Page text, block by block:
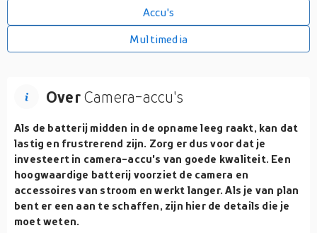
Accu's
Multimedia
OverCamera-accu's
Als de batterij midden in de opname leeg raakt, kan dat
lastig en frustrerend zijn. Zorg er dus voor dat je
investeert in camera-accu's van goede kwaliteit. Een
hoogwaardige batterij voorziet de camera en
accessoires van stroom en werkt langer. Als je van plan
bent er een aan te schaffen, zijn hier de details die je
moet weten.